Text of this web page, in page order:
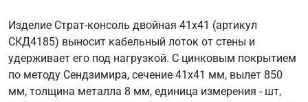
Изделие Страт-консоль двойная 41x41 (артикул
СКД4185) выносит кабельный лоток от стены и
удерживает его под нагрузкой. С цинковым покрытием
по методу Сендзимира, сечение 41x41 мм, вылет 850
мм, толщина металла 8 мм, единица измерения - шт,